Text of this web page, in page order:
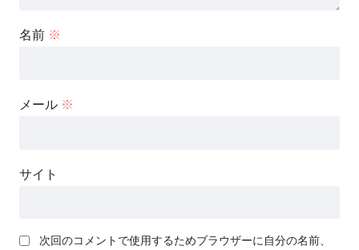
名前 ※
メール ※
サイト
次回のコメントで使用するためブラウザーに自分の名前、